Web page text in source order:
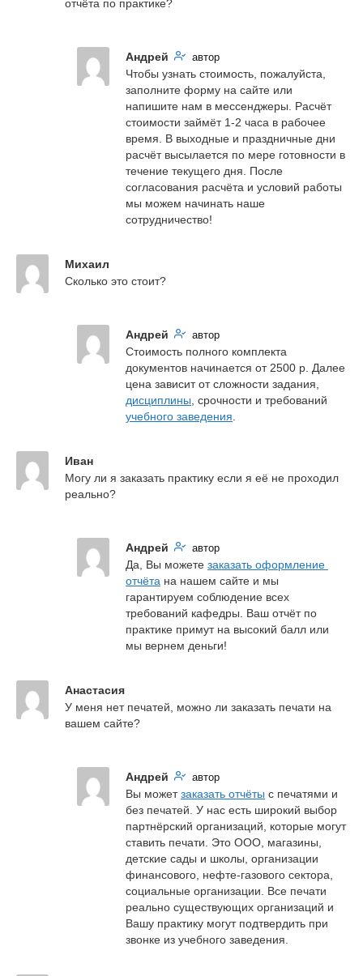
отчёта по практике?
Андрей автор
Чтобы узнать стоимость, пожалуйста,
заполните форму на сайте или
напишите нам в мессенджеры. Расчёт
стоимости займёт 1-2 часа в рабочее
время. В выходные и праздничные дни
расчёт высылается по мере готовности в
течение текущего дня. После
согласования расчёта и условий работы
мы можем начинать наше
сотрудничество!
Михаил
Сколько это стоит?
Андрей автор
Стоимость полного комплекта
документов начинается от 2500 р. Далее
дисциплины
учебного заведения
Иван
Могу ли я заказать практику если я её не проходил
реально?
Андрей автор
Да, Вы можете заказать оформление
отчёта на нашем сайте и мы
гарантируем соблюдение всех
требований кафедры. Ваш отчёт по
практике примут на высокий балл или
мы вернем деньги!
Анастасия
У меня нет печатей, можно ли заказать печати на
вашем сайте?
Андрей автор
Вы может заказать отчёты с печатями и
без печатей. У нас есть широкий выбор
партнёрский организаций, которые могут
ставить печати. Это ООО, магазины,
детские сады и школы, организации
финансового, нефте-газового сектора,
социальные организации. Все печати
реально существующих организаций и
Вашу практику могут подтвердить при
звонке из учебного заведения.